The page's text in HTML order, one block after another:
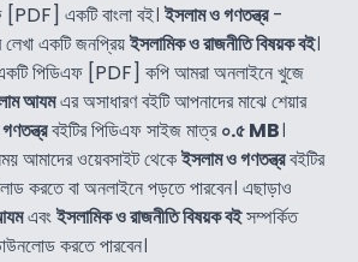
একটি বাংলা বই। ইসলাম ও গণতন্ত্র-
একটি জনপ্রিয়ইসলামিক ও রাজনীতি বিষয়ক বই।
পিডিএফ [PDF] কপি আমরা অনলাইনে খুজে
আযমএর অসাধারণ বইটি আপনাদের মাঝে শেয়ার
বইটির পিডিএফ সাইজ মাত্র০.৫ MB।
আমাদের ওয়েবসাইট থেকেইসলাম ও গণতন্ত্রবইটির
করতে বা অনলাইনে পড়তে পারবেন। এছাড়াও
এবংইসলামিক ও রাজনীতি বিষয়ক বইসম্পর্কিত
করতে পারবেন।